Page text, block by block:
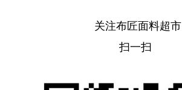
关注布匠面料超市
扫一扫